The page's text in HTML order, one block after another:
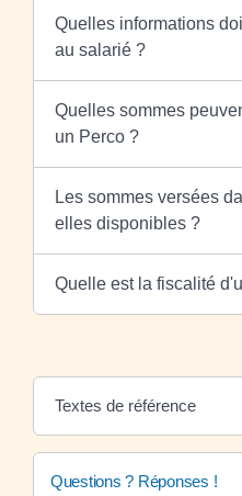
Quelles informations
au salarié ?
Quelles sommes
un Perco ?
Les sommes versées
elles disponibles ?
Quelle est la fiscalité
Textes de référence
Questions ? Réponses !